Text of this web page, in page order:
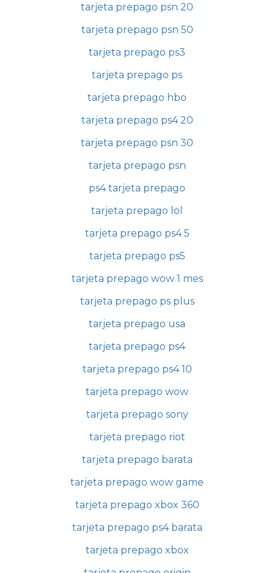
tarjeta prepago psn 20
tarjeta prepago psn 50
tarjeta prepago ps3
tarjeta prepago ps
tarjeta prepago hbo
tarjeta prepago ps4 20
tarjeta prepago psn 30
tarjeta prepago psn
ps4 tarjeta prepago
tarjeta prepago lol
tarjeta prepago ps4 5
tarjeta prepago ps5
tarjeta prepago wow 1 mes
tarjeta prepago ps plus
tarjeta prepago usa
tarjeta prepago ps4
tarjeta prepago ps4 10
tarjeta prepago wow
tarjeta prepago sony
tarjeta prepago riot
tarjeta prepago barata
tarjeta prepago wow game
tarjeta prepago xbox 360
tarjeta prepago ps4 barata
tarjeta prepago xbox